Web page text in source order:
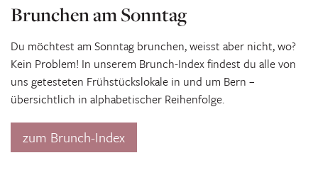
Brunchen am Sonntag
Du möchtest am Sonntag brunchen, weisst aber nicht, wo?
Kein Problem! In unserem Brunch-Index findest du alle von
uns getesteten Frühstückslokale in und um Bern –
übersichtlich in alphabetischer Reihenfolge.
zum Brunch-Index